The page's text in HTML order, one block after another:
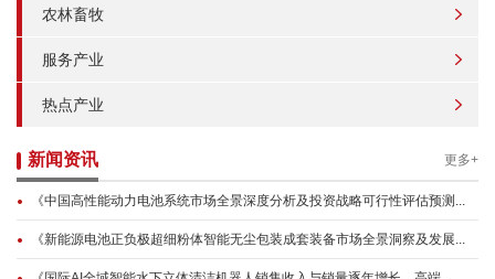
农林畜牧
服务产业
热点产业
新闻资讯 更多+
《中国高性能动力电池系统市场全景深度分析及投资战略可行性评估预测...
《新能源电池正负极超细粉体智能无尘包装成套装备市场全景洞察及发展...